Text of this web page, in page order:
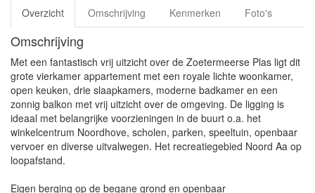
Overzicht Omschrijving Kenmerken Foto's
Omschrijving
Met een fantastisch vrij uitzicht over de Zoetermeerse Plas ligt dit
grote vierkamer appartement met een royale lichte woonkamer,
open keuken, drie slaapkamers, moderne badkamer en een
zonnig balkon met vrij uitzicht over de omgeving. De ligging is
ideaal met belangrijke voorzieningen in de buurt o.a. het
winkelcentrum Noordhove, scholen, parken, speeltuin, openbaar
vervoer en diverse uitvalwegen. Het recreatiegebied Noord Aa op
loopafstand.
Eigen berging op de begane grond en openbaar